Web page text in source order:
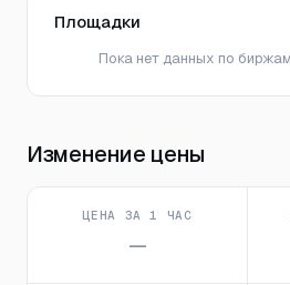
Площадки
Пока нет данных по
Изменение цены
ЦЕНА ЗА 1 ЧАС
—